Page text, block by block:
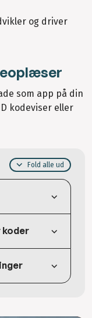
og driver
som app på din
kodeviser eller
Fold alle ud
koder